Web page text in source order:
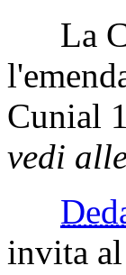
La
Cunial
vedi
invita